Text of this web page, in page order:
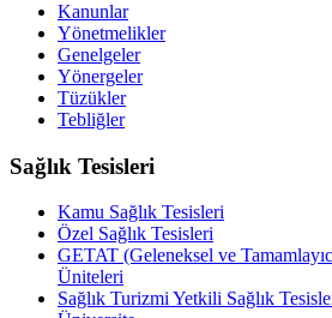
Kanunlar
Yönetmelikler
Genelgeler
Yönergeler
Tüzükler
Tebliğler
Sağlık Tesisleri
Kamu Sağlık Tesisleri
Özel Sağlık Tesisleri
GETAT (Geleneksel ve
Üniteleri
Sağlık Turizmi Yetkili Sağlık